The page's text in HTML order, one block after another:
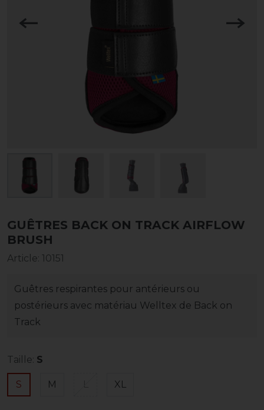
GUÊTRES BACK ON TRACK AIRFLOW
BRUSH
Article: 10151
Guêtres respirantes pour antérieurs ou
postérieurs avec matériau Welltex de Back on
Track
Taille: S
S M XL